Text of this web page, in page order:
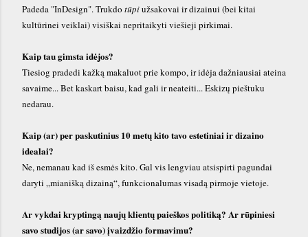
Padeda "InDesign". Trukdo tūpiužsakovai ir dizainui (bei kitai
kultūrinei veiklai) visiškai nepritaikyti viešieji pirkimai.
Kaip tau gimsta idėjos?
Tiesiog pradedi kažką makaluot prie kompo, ir idėja dažniausiai ateina
savaime... Bet kaskart baisu, kad gali ir neateiti... Eskizų pieštuku
nedarau.
Kaip (ar) per paskutinius 10 metų kito tavo estetiniai ir dizaino
idealai?
Ne, nemanau kad iš esmės kito. Gal vis lengviau atsispirti pagundai
daryti „mianišką dizainą“, funkcionalumas visadą pirmoje vietoje.
Ar vykdai kryptingą naujų klientų paieškos politiką? Ar rūpiniesi
savo studijos (ar savo) įvaizdžio formavimu?